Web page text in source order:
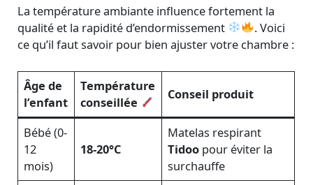
La température ambiante influence fortement la
qualité et la rapidité d’endormissement
. Voici
ce qu’il faut savoir pour bien ajuster votre chambre :
Âge de
l’enfant
Température
conseillée
Conseil produit
Bébé (0-
12
mois)
18-20°C
Matelas respirant
Tidoo pour éviter la
surchauffe